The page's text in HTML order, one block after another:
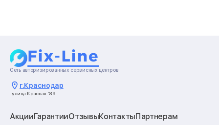
Сеть авторизированных сервисных центров
г.Краснодар
улица Красная 139
АкцииГарантииОтзывыКонтактыПартнерам